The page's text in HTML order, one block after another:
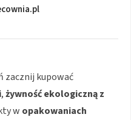
zacznij kupować
,żywność ekologiczną z
w opakowaniach